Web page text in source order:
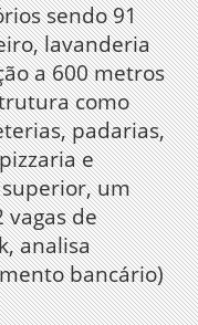
sendo 91
lavanderia
a 600 metros
como
padarias,
e
um
vagas de
analisa
bancário)